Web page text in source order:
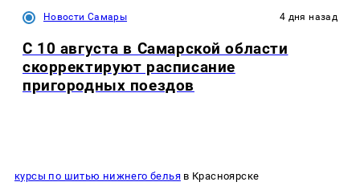
Новости Самары 4 дня назад
С 10 августа в Самарской области
скорректируют расписание
пригородных поездов
курсы по шитью нижнего бельяв Красноярске